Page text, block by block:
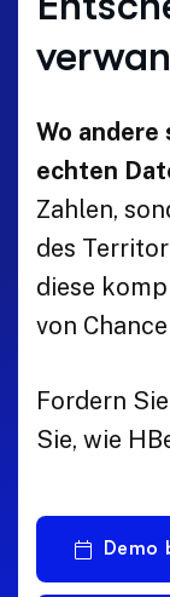
Wo
echten
Zahlen,
des
diese
von
Fordern
Sie, wie
Demo